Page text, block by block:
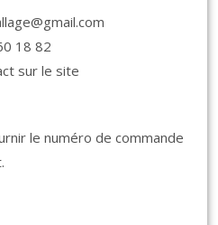
18 82
sur le site
le numéro de commande